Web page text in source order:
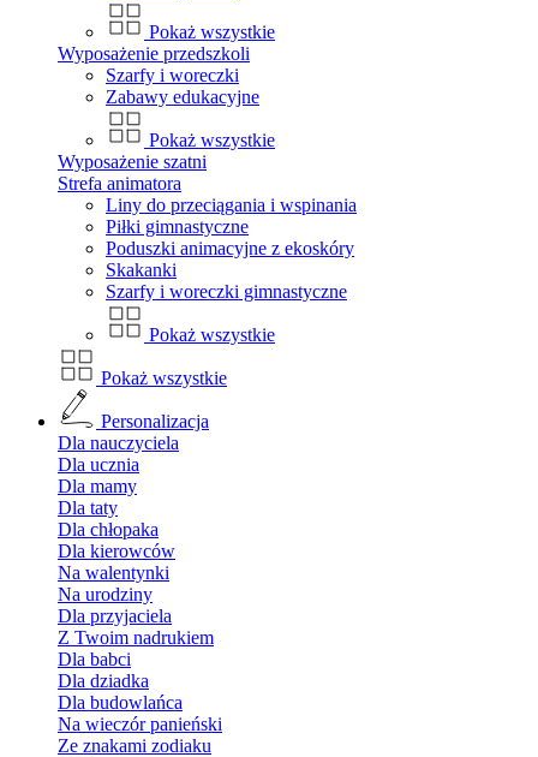
Pokaż wszystkie
Wyposażenie przedszkoli
Szarfy i woreczki
Zabawy edukacyjne
Pokaż wszystkie
Wyposażenie szatni
Strefa animatora
Liny do przeciągania i wspinania
Piłki gimnastyczne
Poduszki animacyjne z ekoskóry
Skakanki
Szarfy i woreczki gimnastyczne
Pokaż wszystkie
Pokaż wszystkie
Personalizacja
Dla nauczyciela
Dla ucznia
Dla mamy
Dla taty
Dla chłopaka
Dla kierowców
Na walentynki
Na urodziny
Dla przyjaciela
Z Twoim nadrukiem
Dla babci
Dla dziadka
Dla budowlańca
Na wieczór panieński
Ze znakami zodiaku